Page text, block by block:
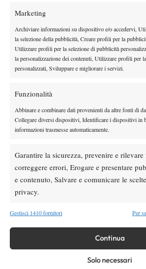
Marketing
Archiviare informazioni su dispositivo e/o accedervi,
la selezione della pubblicità, Creare profili per la
Utilizzare profili per la selezione di pubblicità
la personalizzazione dei contenuti, Utilizzare profili per
personalizzati, Sviluppare e migliorare i servizi.
Funzionalità
Abbinare e combinare dati provenienti da altre fonti di
Collegare diversi dispositivi, Identificare i dispositivi in
informazioni trasmesse automaticamente.
Garantire la sicurezza, prevenire e
correggere errori, Erogare e presentare
e contenuto, Salvare e comunicare le
privacy.
Gestisci 1410 fornitori Per
Continua
Solo necessari
Masters 1000 Cincinnati
dove vedere il sorteggio
giocherà lo US Open,
più nel 2026”
sempre le stesse
SOCIAL